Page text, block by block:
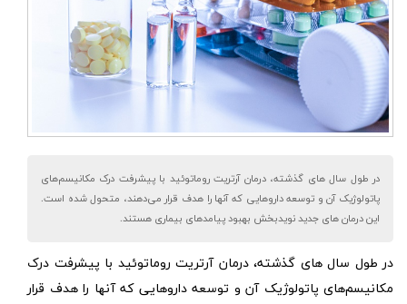
در طول سال های گذشته، درمان آرتریت روماتوئید با پیشرفت درک مکانیسم‌های
پاتولوژیک آن و توسعه داروهایی که آنها را هدف قرار می‌دهند، متحول شده است.
این درمان های جدید نویدبخش بهبود پیامدهای بیماری هستند.
در طول سال های گذشته،درمان آرتریت روماتوئید با پیشرفت درک
مکانیسم‌های پاتولوژیک آن و توسعه داروهایی که آنها را هدف قرار